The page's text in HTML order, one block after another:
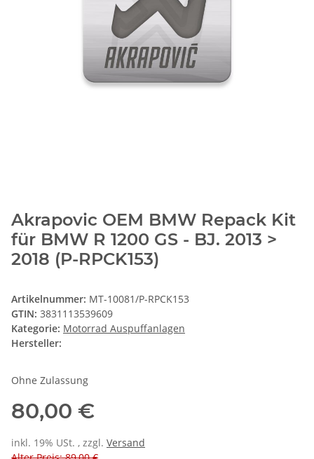
Akrapovic OEM BMW Repack Kit
für BMW R 1200 GS - BJ. 2013 >
2018 (P-RPCK153)
Artikelnummer: MT-10081/P-RPCK153
GTIN: 3831113539609
Kategorie: Motorrad Auspuffanlagen
Hersteller:
Ohne Zulassung
80,00 €
inkl. 19% USt. , zzgl. Versand